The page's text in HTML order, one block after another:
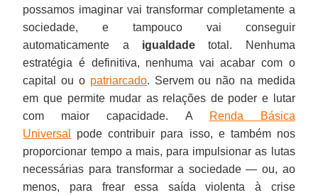
possamos imaginar vai transformar completamente a
sociedade, e tampouco vai conseguir
automaticamente a igualdade total. Nenhuma
estratégia é definitiva, nenhuma vai acabar com o
capital ou o patriarcado. Servem ou não na medida
em que permite mudar as relações de poder e lutar
com maior capacidade. A
Renda Básica
Universal
pode contribuir para isso, e também nos
proporcionar tempo a mais, para impulsionar as lutas
necessárias para transformar a sociedade — ou, ao
menos, para frear essa saída violenta à crise